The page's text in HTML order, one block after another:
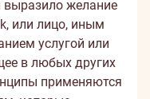
выразило желание
или лицо, иным
услугой или
в любых других
применяются